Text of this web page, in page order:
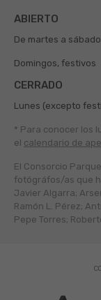
ABIERTO
De martes a sábado
Domingos, festivos
CERRADO
Lunes (excepto
* Para conocer los
el calendario de
El Consorcio
fotógráfos/as que
Javier Algarra;
Ramón L. Pérez;
Pepe Torres;